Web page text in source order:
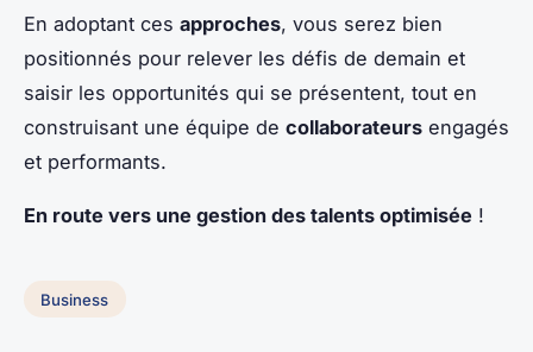
En adoptant ces approches, vous serez bien
positionnés pour relever les défis de demain et
saisir les opportunités qui se présentent, tout en
construisant une équipe de collaborateurs engagés
et performants.
En route vers une gestion des talents optimisée !
Business